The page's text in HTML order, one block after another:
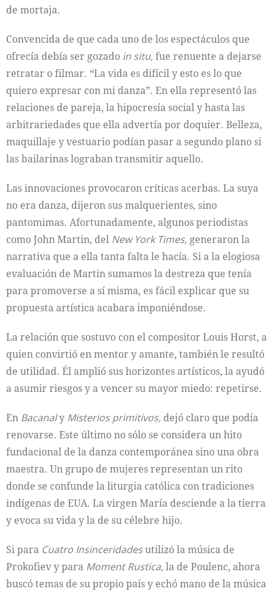
de mortaja.
Convencida de que cada uno de los espectáculos que
ofrecía debía ser gozado in situ,fue renuente a dejarse
retratar o filmar. “La vida es difícil y esto es lo que
quiero expresar con mi danza”. En ella representó las
relaciones de pareja, la hipocresía social y hasta las
arbitrariedades que ella advertía por doquier. Belleza,
maquillaje y vestuario podían pasar a segundo plano si
las bailarinas lograban transmitir aquello.
Las innovaciones provocaron críticas acerbas. La suya
no era danza, dijeron sus malquerientes, sino
pantomimas. Afortunadamente, algunos periodistas
como John Martin, del New York Times, generaron la
narrativa que a ella tanta falta le hacía. Si a la elogiosa
evaluación de Martin sumamos la destreza que tenía
para promoverse a sí misma, es fácil explicar que su
propuesta artística acabara imponiéndose.
La relación que sostuvo con el compositor Louis Horst, a
quien convirtió en mentor y amante, también le resultó
de utilidad. Él amplió sus horizontes artísticos, la ayudó
a asumir riesgos y a vencer su mayor miedo: repetirse.
En Bacanaly Misterios primitivos, dejó claro que podía
renovarse. Este último no sólo se considera un hito
fundacional de la danza contemporánea sino una obra
maestra. Un grupo de mujeres representan un rito
donde se confunde la liturgia católica con tradiciones
indígenas de EUA. La virgen María desciende a la tierra
y evoca su vida y la de su célebre hijo.
Si para Cuatro Insinceridadesutilizó la música de
Prokofiev y para Moment Rustica,la de Poulenc, ahora
buscó temas de su propio país y echó mano de la música